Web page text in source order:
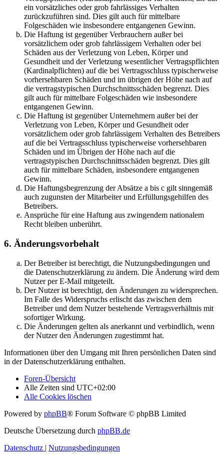
ein vorsätzliches oder grob fahrlässiges Verhalten
zurückzuführen sind. Dies gilt auch für mittelbare
Folgeschäden wie insbesondere entgangenen Gewinn.
Die Haftung ist gegenüber Verbrauchern außer bei
vorsätzlichem oder grob fahrlässigem Verhalten oder bei
Schäden aus der Verletzung von Leben, Körper und
Gesundheit und der Verletzung wesentlicher Vertragspflichten
(Kardinalpflichten) auf die bei Vertragsschluss typischerweise
vorhersehbaren Schäden und im übrigen der Höhe nach auf
die vertragstypischen Durchschnittsschäden begrenzt. Dies
gilt auch für mittelbare Folgeschäden wie insbesondere
entgangenen Gewinn.
Die Haftung ist gegenüber Unternehmern außer bei der
Verletzung von Leben, Körper und Gesundheit oder
vorsätzlichem oder grob fahrlässigem Verhalten des Betreibers
auf die bei Vertragsschluss typischerweise vorhersehbaren
Schäden und im Übrigen der Höhe nach auf die
vertragstypischen Durchschnittsschäden begrenzt. Dies gilt
auch für mittelbare Schäden, insbesondere entgangenen
Gewinn.
Die Haftungsbegrenzung der Absätze a bis c gilt sinngemäß
auch zugunsten der Mitarbeiter und Erfüllungsgehilfen des
Betreibers.
Ansprüche für eine Haftung aus zwingendem nationalem
Recht bleiben unberührt.
6. Änderungsvorbehalt
Der Betreiber ist berechtigt, die Nutzungsbedingungen und
die Datenschutzerklärung zu ändern. Die Änderung wird dem
Nutzer per E-Mail mitgeteilt.
Der Nutzer ist berechtigt, den Änderungen zu widersprechen.
Im Falle des Widerspruchs erlischt das zwischen dem
Betreiber und dem Nutzer bestehende Vertragsverhältnis mit
sofortiger Wirkung.
Die Änderungen gelten als anerkannt und verbindlich, wenn
der Nutzer den Änderungen zugestimmt hat.
Informationen über den Umgang mit Ihren persönlichen Daten sind
in der Datenschutzerklärung enthalten.
Foren-Übersicht
Alle Zeiten sind UTC+02:00
Alle Cookies löschen
Powered by phpBB® Forum Software © phpBB Limited
Deutsche Übersetzung durch phpBB.de
Datenschutz | Nutzungsbedingungen